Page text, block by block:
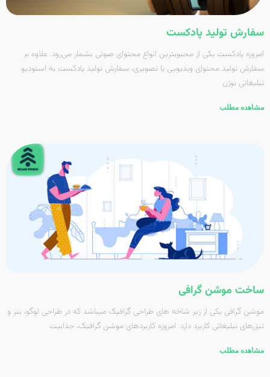
سفارش تولید پادکست
امروزه پادکست یکی از محبوب­ترین انواع محتوای صوتی بشمار می­‌رود. علاوه بر
سفارش تولید محتوای ویدیویی یا تصویری، سفارش تولید پادکست به استودیو
تبلیغاتی نوژن
مشاهده مطلب
ساخت موشن گرافی
موشن گرافی یکی از زیر شاخه­ های طراحی گرافیک می­باشد که در طراحی لوگو، بنر و
تیزرهای تبلیغاتی کاربرد دارد. امروزه کاربردهای موشن گرافیک، جذابیت
مشاهده مطلب